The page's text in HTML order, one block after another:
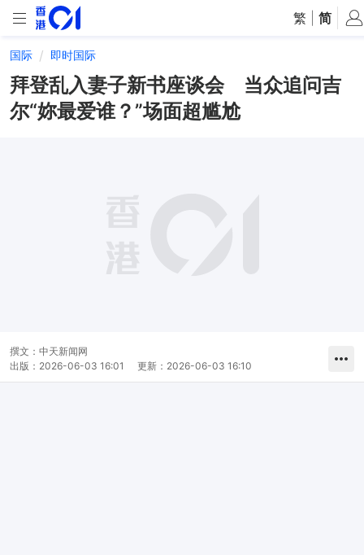
繁 简
国际 即时国际
拜登乱入妻子新书座谈会 当众追问吉
尔“妳最爱谁？”场面超尴尬
撰文： 中天新闻网
出版： 2026-06-03 16:01 更新： 2026-06-03 16:10